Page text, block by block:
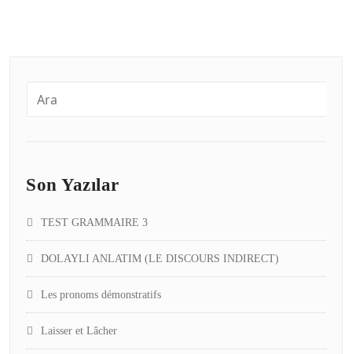
Son Yazılar
TEST GRAMMAIRE 3
DOLAYLI ANLATIM (LE DISCOURS INDIRECT)
Les pronoms démonstratifs
Laisser et Lâcher